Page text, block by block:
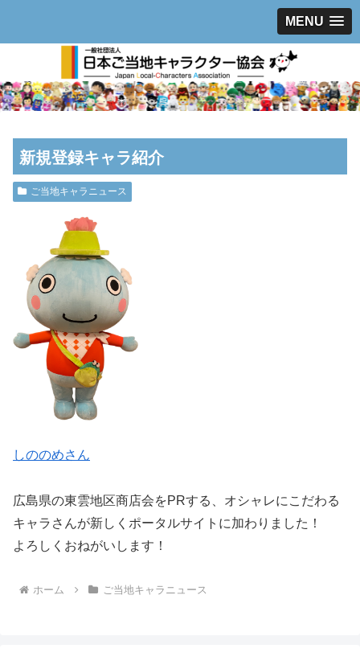
MENU
新規登録キャラ紹介
ご当地キャラニュース
しののめさん
広島県の東雲地区商店会をPRする、オシャレにこだわる
キャラさんが新しくポータルサイトに加わりました！
よろしくおねがいします！
ホーム ご当地キャラニュース